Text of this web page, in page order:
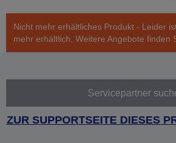
Nicht mehr erhältliches Produkt - Leider
mehr erhältlich. Weitere Angebote finden
Servicepartner
ZUR SUPPORTSEITE DIESES